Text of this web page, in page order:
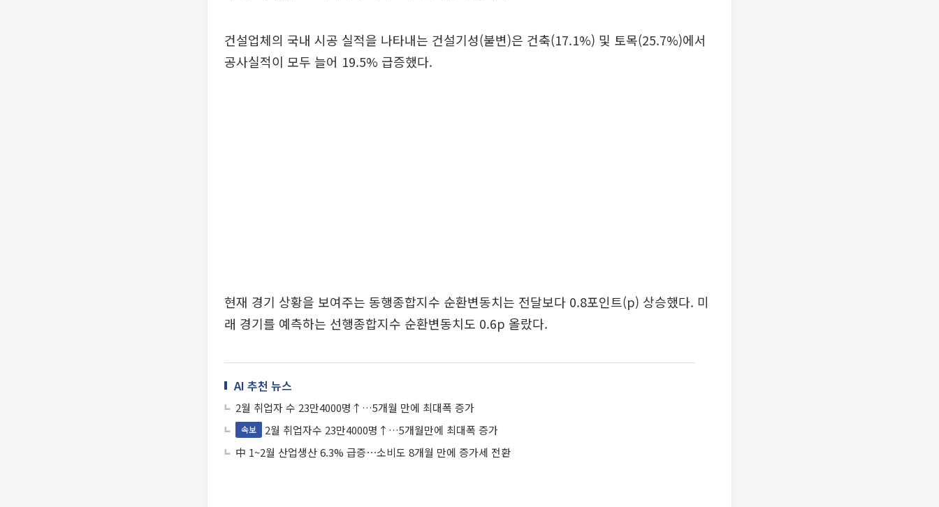
건설업체의 국내 시공 실적을 나타내는 건설기성(불변)은 건축(17.1%) 및 토목(25.7%)에서
공사실적이 모두 늘어 19.5% 급증했다.
현재 경기 상황을 보여주는 동행종합지수 순환변동치는 전달보다 0.8포인트(p) 상승했다. 미
래 경기를 예측하는 선행종합지수 순환변동치도 0.6p 올랐다.
AI 추천 뉴스
2월 취업자 수 23만4000명↑…5개월 만에 최대폭 증가
속보
2월 취업자수 23만4000명↑…5개월만에 최대폭 증가
中 1~2월 산업생산 6.3% 급증⋯소비도 8개월 만에 증가세 전환